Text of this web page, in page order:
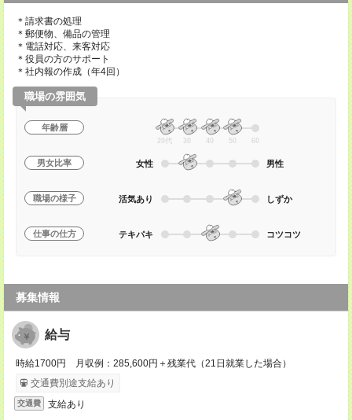
＊請求書の処理
＊郵便物、備品の管理
＊電話対応、来客対応
＊役員の方のサポート
＊社内報の作成（年4回）
職場の雰囲気
年齢層
20代 30 40 50 60
男女比率 女性 男性
職場の様子 活気あり しずか
仕事の仕方 テキパキ コツコツ
募集情報
給与
時給1700円 月収例：285,600円＋残業代（21日就業した場合）
交通費別途支給あり
交通費 支給あり